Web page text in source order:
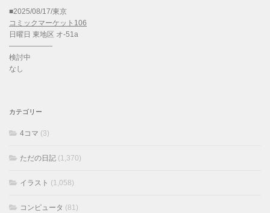
■2025/08/17/東京
コミックマーケット106
日曜日 東地区 オ-51a
——————
検討中
なし
カテゴリー
4コマ (3)
ただの日記 (1,370)
イラスト (1,058)
コンピュータ (81)